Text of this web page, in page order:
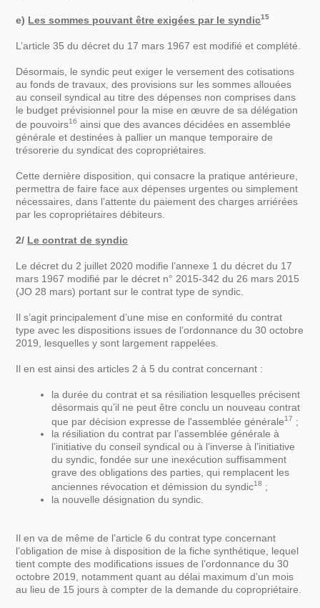
e) Les sommes pouvant être exigées par le syndic15
L’article 35 du décret du 17 mars 1967 est modifié et complété.
Désormais, le syndic peut exiger le versement des cotisations
au fonds de travaux, des provisions sur les sommes allouées
au conseil syndical au titre des dépenses non comprises dans
le budget prévisionnel pour la mise en œuvre de sa délégation
de pouvoirs16 ainsi que des avances décidées en assemblée
générale et destinées à pallier un manque temporaire de
trésorerie du syndicat des copropriétaires.
Cette dernière disposition, qui consacre la pratique antérieure,
permettra de faire face aux dépenses urgentes ou simplement
nécessaires, dans l’attente du paiement des charges arriérées
par les copropriétaires débiteurs.
2/ Le contrat de syndic
Le décret du 2 juillet 2020 modifie l’annexe 1 du décret du 17
mars 1967 modifié par le décret n° 2015-342 du 26 mars 2015
(JO 28 mars) portant sur le contrat type de syndic.
Il s’agit principalement d’une mise en conformité du contrat
type avec les dispositions issues de l’ordonnance du 30 octobre
2019, lesquelles y sont largement rappelées.
Il en est ainsi des articles 2 à 5 du contrat concernant :
la durée du contrat et sa résiliation lesquelles précisent
désormais qu’il ne peut être conclu un nouveau contrat
que par décision expresse de l'assemblée générale17 ;
la résiliation du contrat par l’assemblée générale à
l’initiative du conseil syndical ou à l’inverse à l’initiative
du syndic, fondée sur une inexécution suffisamment
grave des obligations des parties, qui remplacent les
anciennes révocation et démission du syndic18 ;
la nouvelle désignation du syndic.
Il en va de même de l’article 6 du contrat type concernant
l’obligation de mise à disposition de la fiche synthétique, lequel
tient compte des modifications issues de l’ordonnance du 30
octobre 2019, notamment quant au délai maximum d’un mois
au lieu de 15 jours à compter de la demande du copropriétaire.